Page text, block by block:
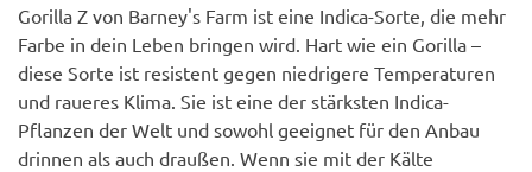
Gorilla Z von Barney's Farm ist eine Indica-Sorte, die mehr
Farbe in dein Leben bringen wird. Hart wie ein Gorilla –
diese Sorte ist resistent gegen niedrigere Temperaturen
und raueres Klima. Sie ist eine der stärksten Indica-
Pflanzen der Welt und sowohl geeignet für den Anbau
drinnen als auch draußen. Wenn sie mit der Kälte